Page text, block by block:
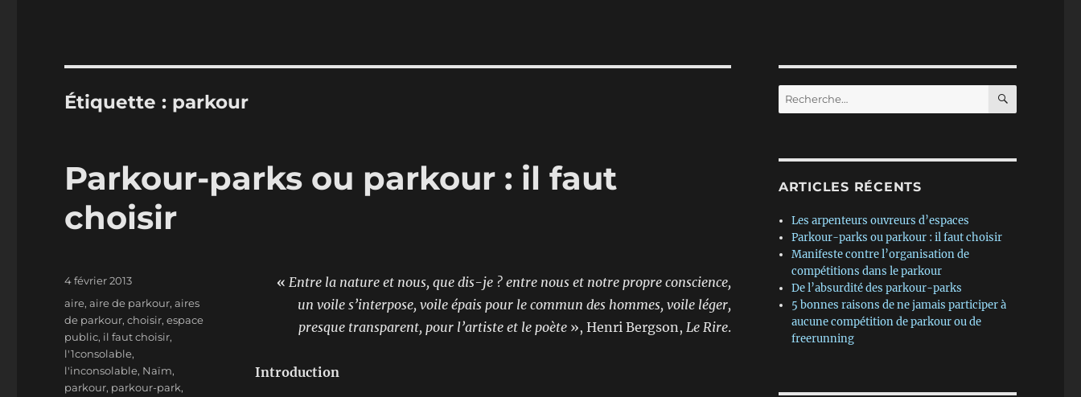
Étiquette : parkour
Parkour-parks ou parkour : il faut
choisir
« Entre la nature et nous, que dis-je ? entre nous et notre propre conscience,
un voile s’interpose, voile épais pour le commun des hommes, voile léger,
presque transparent, pour l’artiste et le poète », Henri Bergson, Le Rire.
Introduction
Publié
le
4 février 2013
Étiquettes
aire,aire de parkour,aires
de parkour,choisir,espace
public, il faut choisir,
l'1consolable,
l'inconsolable, Naïm,
parkour, parkour-park,
Recherche
pour :
ARTICLES RÉCENTS
Les arpenteurs ouvreurs d’espaces
Parkour-parks ou parkour : il faut choisir
Manifeste contre l’organisation de
compétitions dans le parkour
De l’absurdité des parkour-parks
5 bonnes raisons de ne jamais participer à
aucune compétition de parkour ou de
freerunning